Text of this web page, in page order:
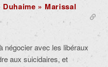
» Marissal
négocier avec les libéraux
aux suicidaires, et